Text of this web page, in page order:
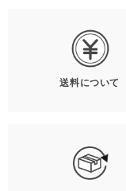
送料について